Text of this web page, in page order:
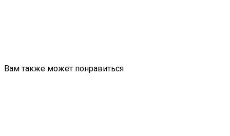
Вам также может понравиться